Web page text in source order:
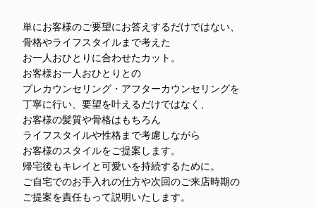
単にお客様のご要望にお答えするだけではない、
骨格やライフスタイルまで考えた
お一人おひとりに合わせたカット。
お客様お一人おひとりとの
プレカウンセリング・アフターカウンセリングを
丁寧に行い、要望を叶えるだけではなく、
お客様の髪質や骨格はもちろん
ライフスタイルや性格まで考慮しながら
お客様のスタイルをご提案します。
帰宅後もキレイと可愛いを持続するために。
ご自宅でのお手入れの仕方や次回のご来店時期の
ご提案を責任もって説明いたします。